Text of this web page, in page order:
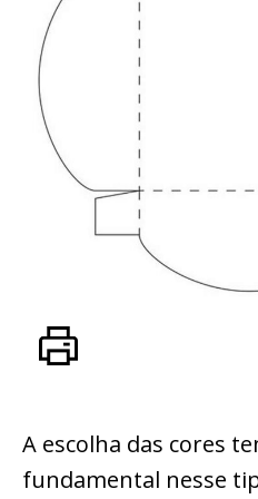
A escolha das cores
fundamental nesse